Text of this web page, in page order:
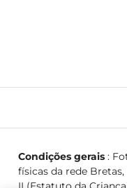
Condições gerais:
físicas da rede